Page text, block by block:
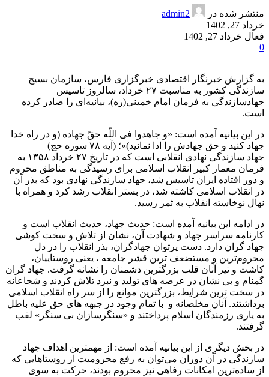
منتشر شده در
admin2
خرداد 27, 1402
فعال خرداد 27, 1402
0
به گزارش خبرنگار اقتصادی خبرگزاری فارس، ‌سازمان بسیج
سازندگی کشور ‌به مناسبت ۲۷ خرداد، سالروز تاسیس
جهادسازندگی به فرمان امام خمینی(ره)، بیانیه‌ای را صادر کرده
است.
در این بیانیه آمده است: «و جاهدوا فى اللّه حقّ جهاده (و در راه خدا
جهاد کنید و حق جهادش را ادا نمائید‌)»؛ (آیه ۷۸ سوره حج)
جهاد سازندگی نهادی انقلابی است که در تاریخ ۲۷ خرداد ۱۳۵۸ به
فرمان معمار کبیر انقلاب اسلامی برای رسیدگی به مناطق محروم
و دور افتاده ایران تاسیس شد، جهاد سازندگی نهادی بود که بذر آن
در انقلاب اسلامی کاشته شد، در بستر انقلاب رشد کرد و همراه با
نهال نوخاسته انقلاب به ثمر رسید.
در ادامه این بیانیه آمده است: حدیث جهاد، حدیث انقلاب است و
کارنامه سراسر جهاد و شهادت آن، نشان از تلاش و سخت کوشی
جهاد گران دارد. دست پرتوان جهادگران‌، بذر انقلاب را در دل
محروم‌ترین و مستضعف ترین قشر جامعه ، یعنی روستاییان‌،
کاشت و تیر آنان قلب بزرگترین دشمنان را نشانه گرفت. جهاد گران
گمنام و بی نشان در عرصه های تولید و نبرد تلاش کردند و شجاعانه
در سخت ترین شرایط، بزرگترین موانع را از سر راه انقلاب اسلامی
برداشتند. آنان مخلصانه و با تمام وجود در جبهه های حق علیه باطل
به یاری رزمندگان اسلام پرداختند و «سنگرسازان بی سنگر» لقب
گرفتند.
در بخش دیگری از این بیانیه آمده است: از مهمترین اهداف جهاد
سازندگی در آن دوران می‌توان به رفع محرومیت از روستاهایی که
از ساده‌ترین امکانات رفاهی نیز محروم بودند، حرکت به سوی